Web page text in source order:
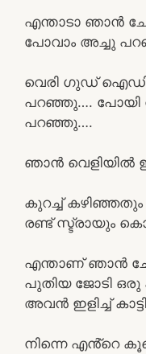
എന്താടാ ഞാൻ
പോവാം അച്ചു
വെരി ഗുഡ്
പറഞ്ഞു…. പോയി
പറഞ്ഞു….
ഞാൻ വെളിയിൽ
കുറച്ച് കഴിഞ്ഞതും
രണ്ട് സ്ട്രായും
എന്താണ് ഞാൻ
പുതിയ ജോടി ഒരു
അവൻ ഇളിച്ച്
നിന്നെ എൻ്റെ